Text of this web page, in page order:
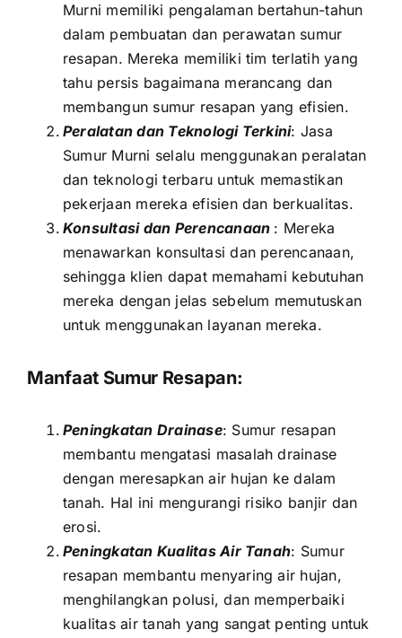
Murni memiliki pengalaman bertahun-tahun
dalam pembuatan dan perawatan sumur
resapan. Mereka memiliki tim terlatih yang
tahu persis bagaimana merancang dan
membangun sumur resapan yang efisien.
Peralatan dan Teknologi Terkini: Jasa
Sumur Murni selalu menggunakan peralatan
dan teknologi terbaru untuk memastikan
pekerjaan mereka efisien dan berkualitas.
Konsultasi dan Perencanaan : Mereka
menawarkan konsultasi dan perencanaan,
sehingga klien dapat memahami kebutuhan
mereka dengan jelas sebelum memutuskan
untuk menggunakan layanan mereka.
Manfaat Sumur Resapan:
Peningkatan Drainase: Sumur resapan
membantu mengatasi masalah drainase
dengan meresapkan air hujan ke dalam
tanah. Hal ini mengurangi risiko banjir dan
erosi.
Peningkatan Kualitas Air Tanah: Sumur
resapan membantu menyaring air hujan,
menghilangkan polusi, dan memperbaiki
kualitas air tanah yang sangat penting untuk